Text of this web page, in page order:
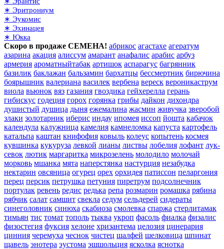
∗ Эритрониум
∗ Эукомис
∗ Эхинацея
∗ Юкка
Скоро в продаже СЕМЕНА! абрикос агастахе агератум
азарина акация алиссум амарант анафалис арабис арбуз
армерия ароматныйтабак артишок аспарагус багрянник
базилик баклажан бальзамин бархатцы бессмертник бирючина
боярышник валериана василек вербена вереск вероникаструм
виола вьюнок вяз газания гвоздика гейхерелла герань
гибискус годеция горох горянка грибы дайкон дихондра
душистый душица дыня ежемалина жасмин живучка зверобой
злаки золотарник иберис индау ипомея иссоп йошта кабачок
календула калужница камелия камнеломка капуста картофель
катальпа каштан книфофия ковыль колеус копытень космея
кувшинка кукуруза левкой лианы листвы лобелия лофант лук-
севок лютик маргаритка микрозелень молодило молочай
морковь мшанка мята наперстянка настурция незабудка
нектарин овсяница огурец орех орхидея патиссон пеларгония
перец персик петрушка петуния пиретрум подсолнечник
портулак ревень редис редька репа розмарин ромашка рябина
рябчик салат самшит свекла седум сельдерей сидераты
синеголовник синюха скабиоза смолевка спаржа стерлитамак
тимьян тис томат тополь тыква укроп фасоль фиалка физалис
физостегия фуксия хелоне хризантема целозия цинерария
цинния черемуха чеснок чистец шалфей шелковица шпинат
щавель энотера эустома эшшольция ясколка яснотка